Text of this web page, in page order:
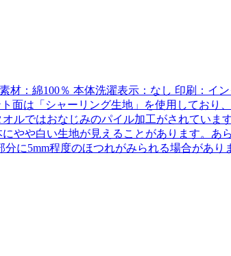
：綿100％ 本体洗濯表示：なし 印刷：イ
面は「シャーリング生地」を使用しており
ルではおなじみのパイル加工がされていま
やや白い生地が見えることがあります。あ
に5mm程度のほつれがみられる場合があ